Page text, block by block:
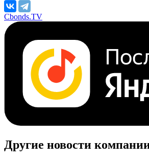
Cbonds.TV
Другие новости